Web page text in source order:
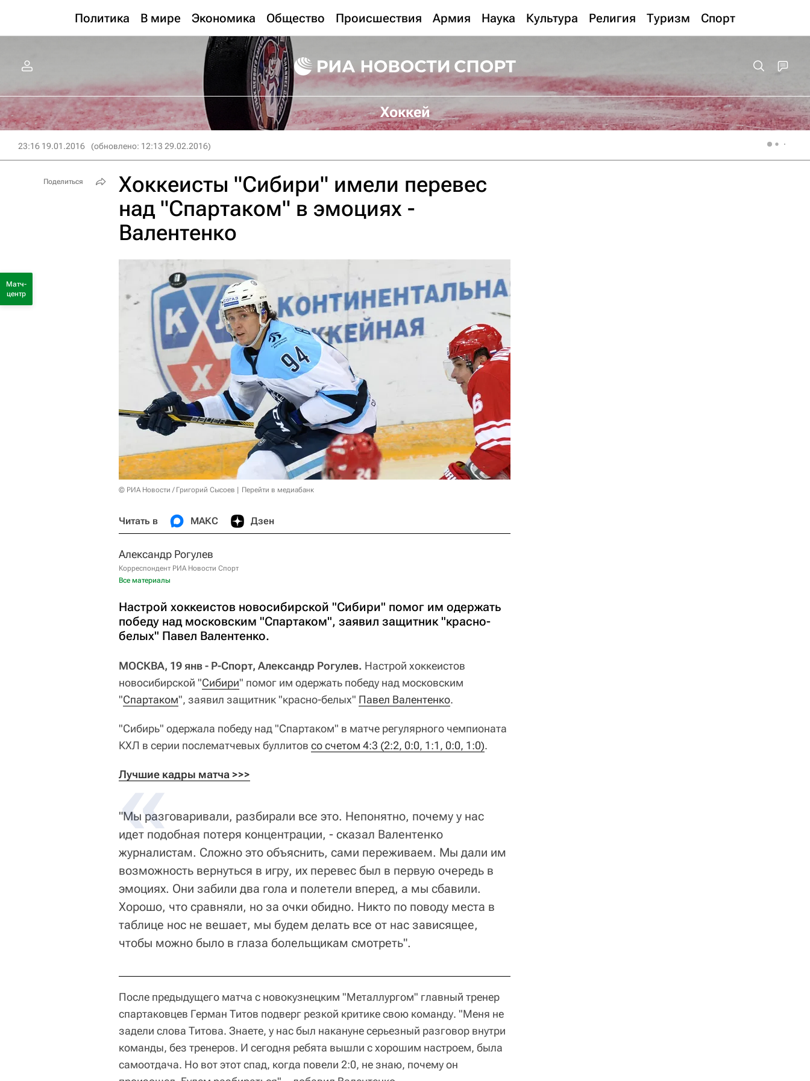
Политика В мире Экономика Общество Происшествия Армия Наука Культура Религия Туризм Спорт
Хоккей
23:16 19.01.2016 (обновлено: 12:13 29.02.2016)
Хоккеисты "Сибири" имели перевес
над "Спартаком" в эмоциях -
Валентенко
© РИА Новости / Григорий Сысоев Перейти в медиабанк
Читать в МАКС Дзен
Александр Рогулев
Корреспондент РИА Новости Спорт
Все материалы
Настрой хоккеистов новосибирской "Сибири" помог им одержать
победу над московским "Спартаком", заявил защитник "красно-
белых" Павел Валентенко.
МОСКВА, 19 янв - Р-Спорт, Александр Рогулев. Настрой хоккеистов
новосибирской "Сибири" помог им одержать победу над московским
"Спартаком", заявил защитник "красно-белых" Павел Валентенко.
"Сибирь" одержала победу над "Спартаком" в матче регулярного чемпионата
КХЛ в серии послематчевых буллитов со счетом 4:3 (2:2, 0:0, 1:1, 0:0, 1:0).
Лучшие кадры матча >>>
"Мы разговаривали, разбирали все это. Непонятно, почему у нас
идет подобная потеря концентрации, - сказал Валентенко
журналистам. Сложно это объяснить, сами переживаем. Мы дали им
возможность вернуться в игру, их перевес был в первую очередь в
эмоциях. Они забили два гола и полетели вперед, а мы сбавили.
Хорошо, что сравняли, но за очки обидно. Никто по поводу места в
таблице нос не вешает, мы будем делать все от нас зависящее,
чтобы можно было в глаза болельщикам смотреть".
После предыдущего матча с новокузнецким "Металлургом" главный тренер
спартаковцев Герман Титов подверг резкой критике свою команду. "Меня не
задели слова Титова. Знаете, у нас был накануне серьезный разговор внутри
команды, без тренеров. И сегодня ребята вышли с хорошим настроем, была
самоотдача. Но вот этот спад, когда повели 2:0, не знаю, почему он
Поделиться
Матч-
центр